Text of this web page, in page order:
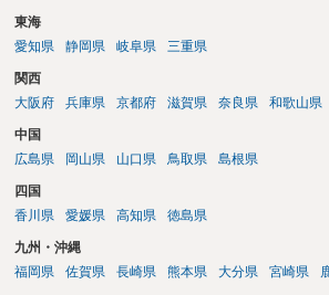
東海
愛知県
静岡県 岐阜県 三重県
関西
大阪府
兵庫県 京都府 滋賀県 奈良県 和歌山県
中国
広島県
岡山県 山口県 鳥取県 島根県
四国
香川県
愛媛県 高知県 徳島県
九州・沖縄
福岡県
佐賀県 長崎県 熊本県 大分県 宮崎県